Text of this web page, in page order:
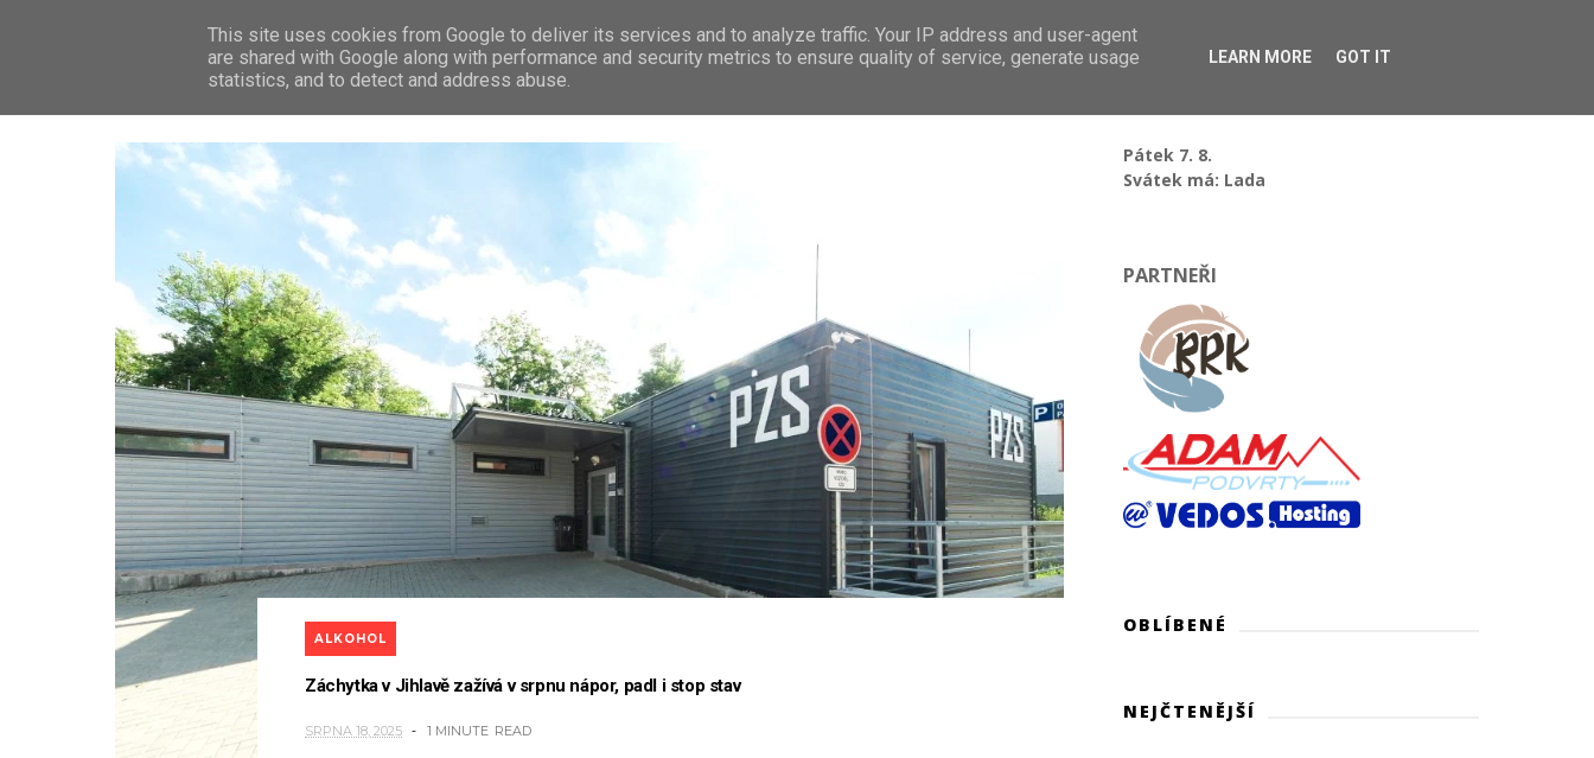
ZPRÁVY LEDEČ N/S. PREMIUM TIP NA VÝLET REKLAMA
ALKOHOL
Záchytka v Jihlavě zažívá v srpnu nápor, padl i stop stav
SRPNA 18, 2025 1 MINUTE READ
Pátek 7. 8.
Svátek má: Lada
PARTNEŘI
OBLÍBENÉ
NEJČTENĚJŠÍ
This site uses cookies from Google to deliver its services and to analyze traffic. Your IP address and user-agent
are shared with Google along with performance and security metrics to ensure quality of service, generate usage
statistics, and to detect and address abuse.
LEARN MORE GOT IT